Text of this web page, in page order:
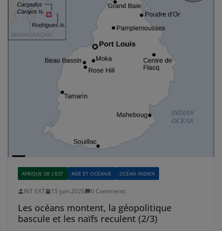
AFRIQUE DE L'EST ASIE ET OCÉANIE OCÉAN INDIEN
INT EXT 15 juin 2026 0 Comments
Les océans montent, la géopolitique
bascule et les naïfs reculent (2/3)